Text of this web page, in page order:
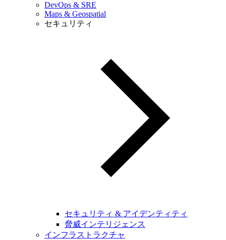
DevOps & SRE
Maps & Geospatial
セキュリティ
セキュリティ & アイデンティティ
脅威インテリジェンス
インフラストラクチャ